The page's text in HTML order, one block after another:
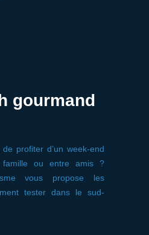
gourmand
profiter d’un week-end
ou entre amis ?
vous propose les
tester dans le sud-